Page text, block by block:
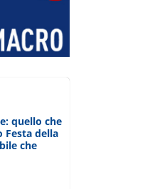
quello che
Festa della
che